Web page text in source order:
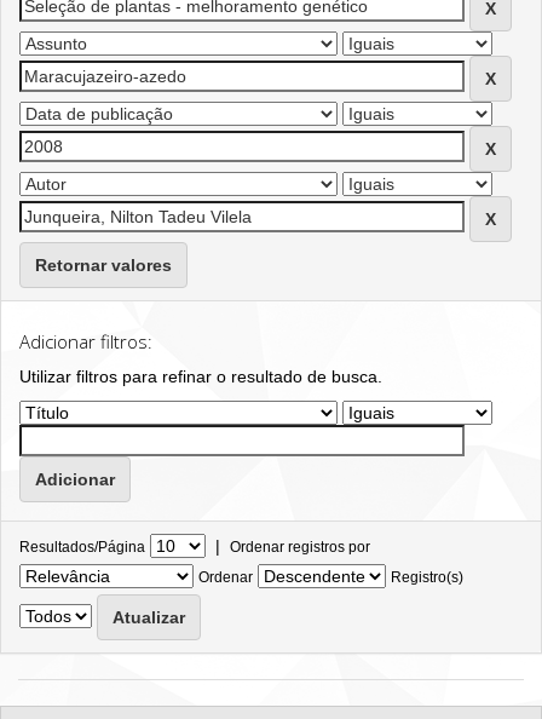
Retornar valores
Adicionar filtros:
Utilizar filtros para refinar o resultado de busca.
Resultados/Página | Ordenar registros por
Ordenar
Registro(s)